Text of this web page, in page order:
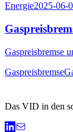
Energie2025-06-
Gaspreisbremse
Gaspreisbremse
Das VID in den